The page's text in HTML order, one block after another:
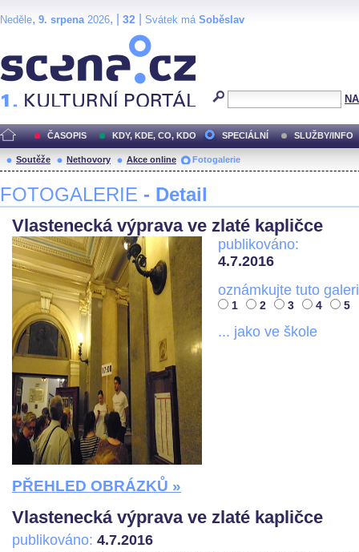
Neděle, 9. srpena2026, | 32 Svátek má Soběslav
ČASOPIS KDY, KDE, CO, KDO SPECIÁLNÍ SLUŽBY/INFO
Soutěže Nethovory Akce online Fotogalerie
FOTOGALERIE - Detail
Vlastenecká výprava ve zlaté kapličce
publikováno:
4.7.2016
oznámkujte tuto
1 2 3 4 5
... jako ve škole
PŘEHLED OBRÁZKŮ »
Vlastenecká výprava ve zlaté kapličce
publikováno: 4.7.2016